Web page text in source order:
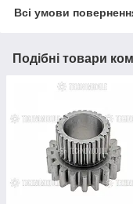
Всі умови
Подібні товари